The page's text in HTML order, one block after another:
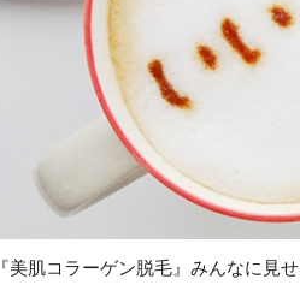
『美肌コラーゲン脱毛』みんなに見